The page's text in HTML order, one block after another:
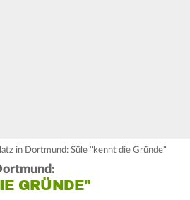
in Dortmund: Süle "kennt die Gründe"
GRÜNDE"